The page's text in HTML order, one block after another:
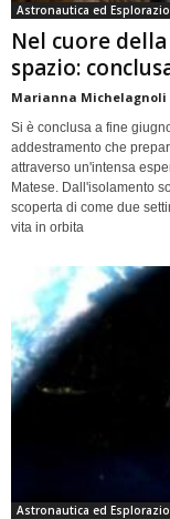
Astronautica ed
Nel cuore
spazio:
Marianna Michelagnoli
Si è conclusa a fine
addestramento che
attraverso un'intensa
Matese. Dall'isolamento
scoperta di come due
vita in orbita
Astronautica ed